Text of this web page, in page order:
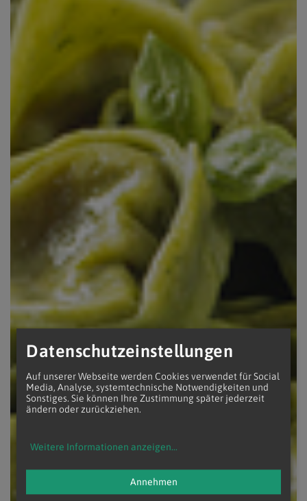
Datenschutzeinstellungen
Auf unserer Webseite werden Cookies verwendet für Social
Media, Analyse, systemtechnische Notwendigkeiten und
Sonstiges. Sie können Ihre Zustimmung später jederzeit
ändern oder zurückziehen.
Weitere Informationen anzeigen...
Annehmen